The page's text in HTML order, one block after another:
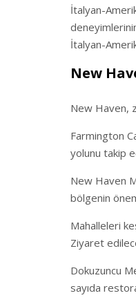
İtalyan-
İtalyan-
New
New Haven,
Farmington
yolunu takip
New Haven
bölgenin
Mahalleleri
Ziyaret
Dokuzuncu
sayıda